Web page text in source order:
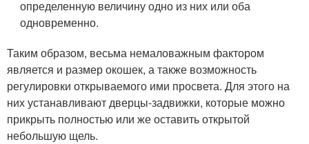
определенную величину одно из них или оба
одновременно.
Таким образом, весьма немаловажным фактором
является и размер окошек, а также возможность
регулировки открываемого ими просвета. Для этого на
них устанавливают дверцы-задвижки, которые можно
прикрыть полностью или же оставить открытой
небольшую щель.